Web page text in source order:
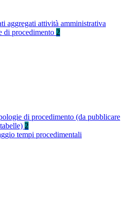
aggregati attività amministrativa
di procedimento 2
di procedimento (da pubblicare
2
tempi procedimentali